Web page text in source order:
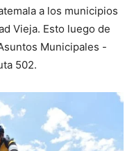
a los municipios
Vieja. Esto luego de
Municipales -
502.